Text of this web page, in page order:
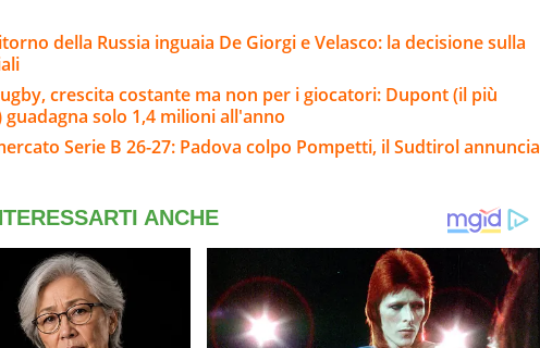
della Russia inguaia De Giorgi e Velasco: la decisione sulla
crescita costante ma non per i giocatori: Dupont (il più
solo 1,4 milioni all'anno
Serie B 26-27: Padova colpo Pompetti, il Sudtirol annuncia